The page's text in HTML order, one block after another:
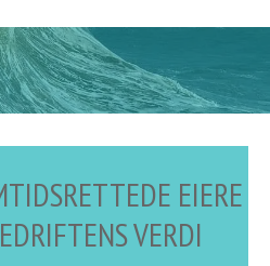
EIERE
VERDI